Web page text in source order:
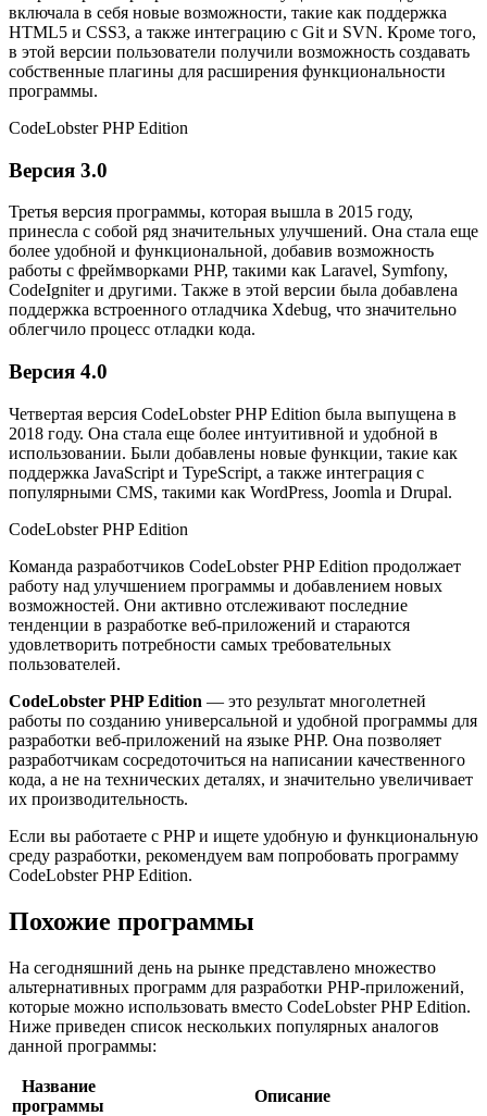
включала в себя новые возможности, такие как поддержка
HTML5 и CSS3, а также интеграцию с Git и SVN. Кроме того,
в этой версии пользователи получили возможность создавать
собственные плагины для расширения функциональности
программы.
CodeLobster PHP Edition
Версия 3.0
Третья версия программы, которая вышла в 2015 году,
принесла с собой ряд значительных улучшений. Она стала еще
более удобной и функциональной, добавив возможность
работы с фреймворками PHP, такими как Laravel, Symfony,
CodeIgniter и другими. Также в этой версии была добавлена
поддержка встроенного отладчика Xdebug, что значительно
облегчило процесс отладки кода.
Версия 4.0
Четвертая версия CodeLobster PHP Edition была выпущена в
2018 году. Она стала еще более интуитивной и удобной в
использовании. Были добавлены новые функции, такие как
поддержка JavaScript и TypeScript, а также интеграция с
популярными CMS, такими как WordPress, Joomla и Drupal.
CodeLobster PHP Edition
Команда разработчиков CodeLobster PHP Edition продолжает
работу над улучшением программы и добавлением новых
возможностей. Они активно отслеживают последние
тенденции в разработке веб-приложений и стараются
удовлетворить потребности самых требовательных
пользователей.
CodeLobster PHP Edition — это результат многолетней
работы по созданию универсальной и удобной программы для
разработки веб-приложений на языке PHP. Она позволяет
разработчикам сосредоточиться на написании качественного
кода, а не на технических деталях, и значительно увеличивает
их производительность.
Если вы работаете с PHP и ищете удобную и функциональную
среду разработки, рекомендуем вам попробовать программу
CodeLobster PHP Edition.
Похожие программы
На сегодняшний день на рынке представлено множество
альтернативных программ для разработки PHP-приложений,
которые можно использовать вместо CodeLobster PHP Edition.
Ниже приведен список нескольких популярных аналогов
данной программы:
Название
программы
Описание